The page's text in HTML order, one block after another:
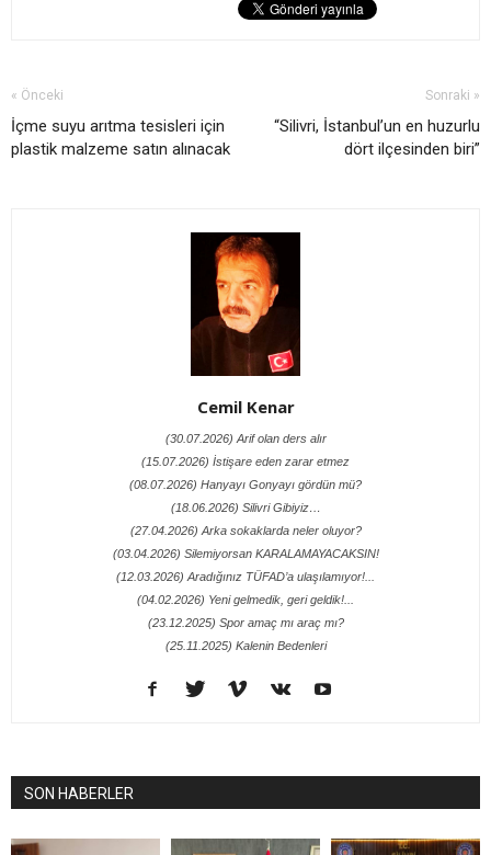
« Önceki
İçme suyu arıtma tesisleri için
plastik malzeme satın alınacak
Sonraki »
“Silivri, İstanbul’un en huzurlu
dört ilçesinden biri”
Cemil Kenar
(30.07.2026) Arif olan ders alır
(15.07.2026) İstişare eden zarar etmez
(08.07.2026) Hanyayı Gonyayı gördün mü?
(18.06.2026) Silivri Gibiyiz…
(27.04.2026) Arka sokaklarda neler oluyor?
(03.04.2026) Silemiyorsan KARALAMAYACAKSIN!
(12.03.2026) Aradığınız TÜFAD’a ulaşılamıyor!...
(04.02.2026) Yeni gelmedik, geri geldik!...
(23.12.2025) Spor amaç mı araç mı?
(25.11.2025) Kalenin Bedenleri
SON HABERLER